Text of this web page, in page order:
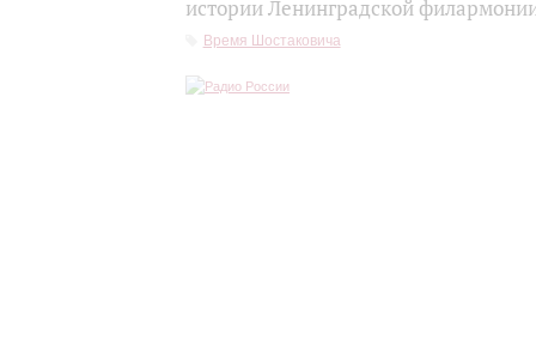
истории Ленинградской
Время Шостаковича